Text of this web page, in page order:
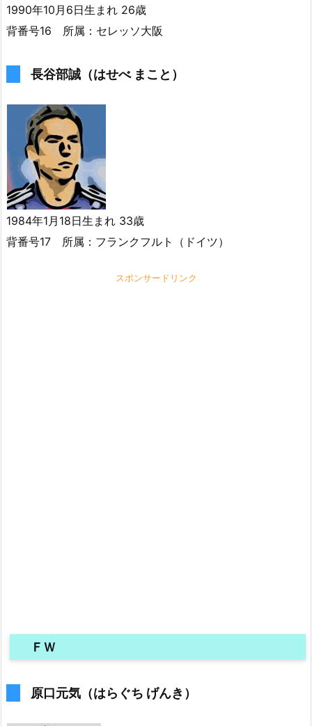
1990年10月6日生まれ 26歳
背番号16 所属：セレッソ大阪
長谷部誠（はせべ まこと）
1984年1月18日生まれ 33歳
背番号17 所属：フランクフルト（ドイツ）
スポンサードリンク
ＦＷ
原口元気（はらぐち げんき）